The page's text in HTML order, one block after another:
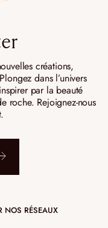
créations,
dans l’univers
par la beauté
roche. Rejoignez-nous
NOS RÉSEAUX